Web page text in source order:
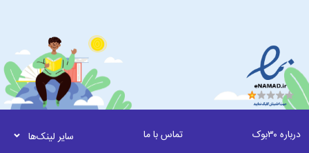
درباره ۳۰بوک تماس با ما سایر لینک‌ها